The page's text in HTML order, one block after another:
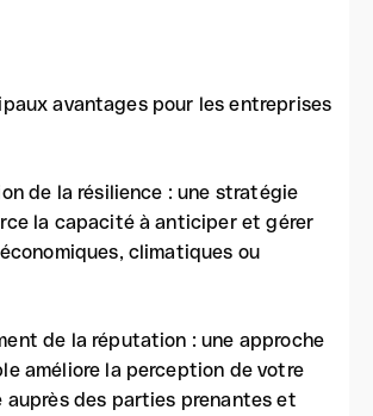
avantages pour les entreprises
de la résilience : une stratégie
la capacité à anticiper et gérer
climatiques ou
de la réputation : une approche
améliore la perception de votre
auprès des parties prenantes et